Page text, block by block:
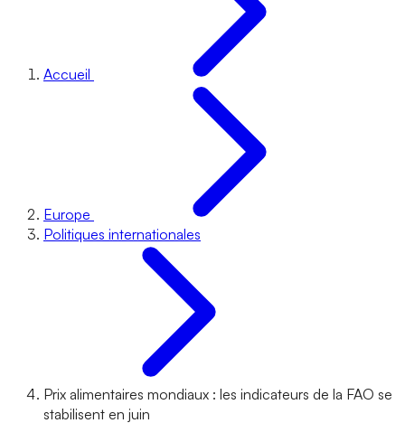
Accueil
Europe
Politiques internationales
Prix alimentaires mondiaux : les indicateurs de la FAO se
stabilisent en juin